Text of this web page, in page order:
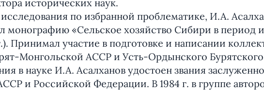
исторических наук.
по избранной проблематике, И.А.
монографию «Сельское хозяйство Сибири в период
Принимал участие в подготовке и написании
Монгольской АССР и Усть-Ордынского Бурятского
в науке И.А. Асалханов удостоен звания
и Российской Федерации. В 1984 г. в группе